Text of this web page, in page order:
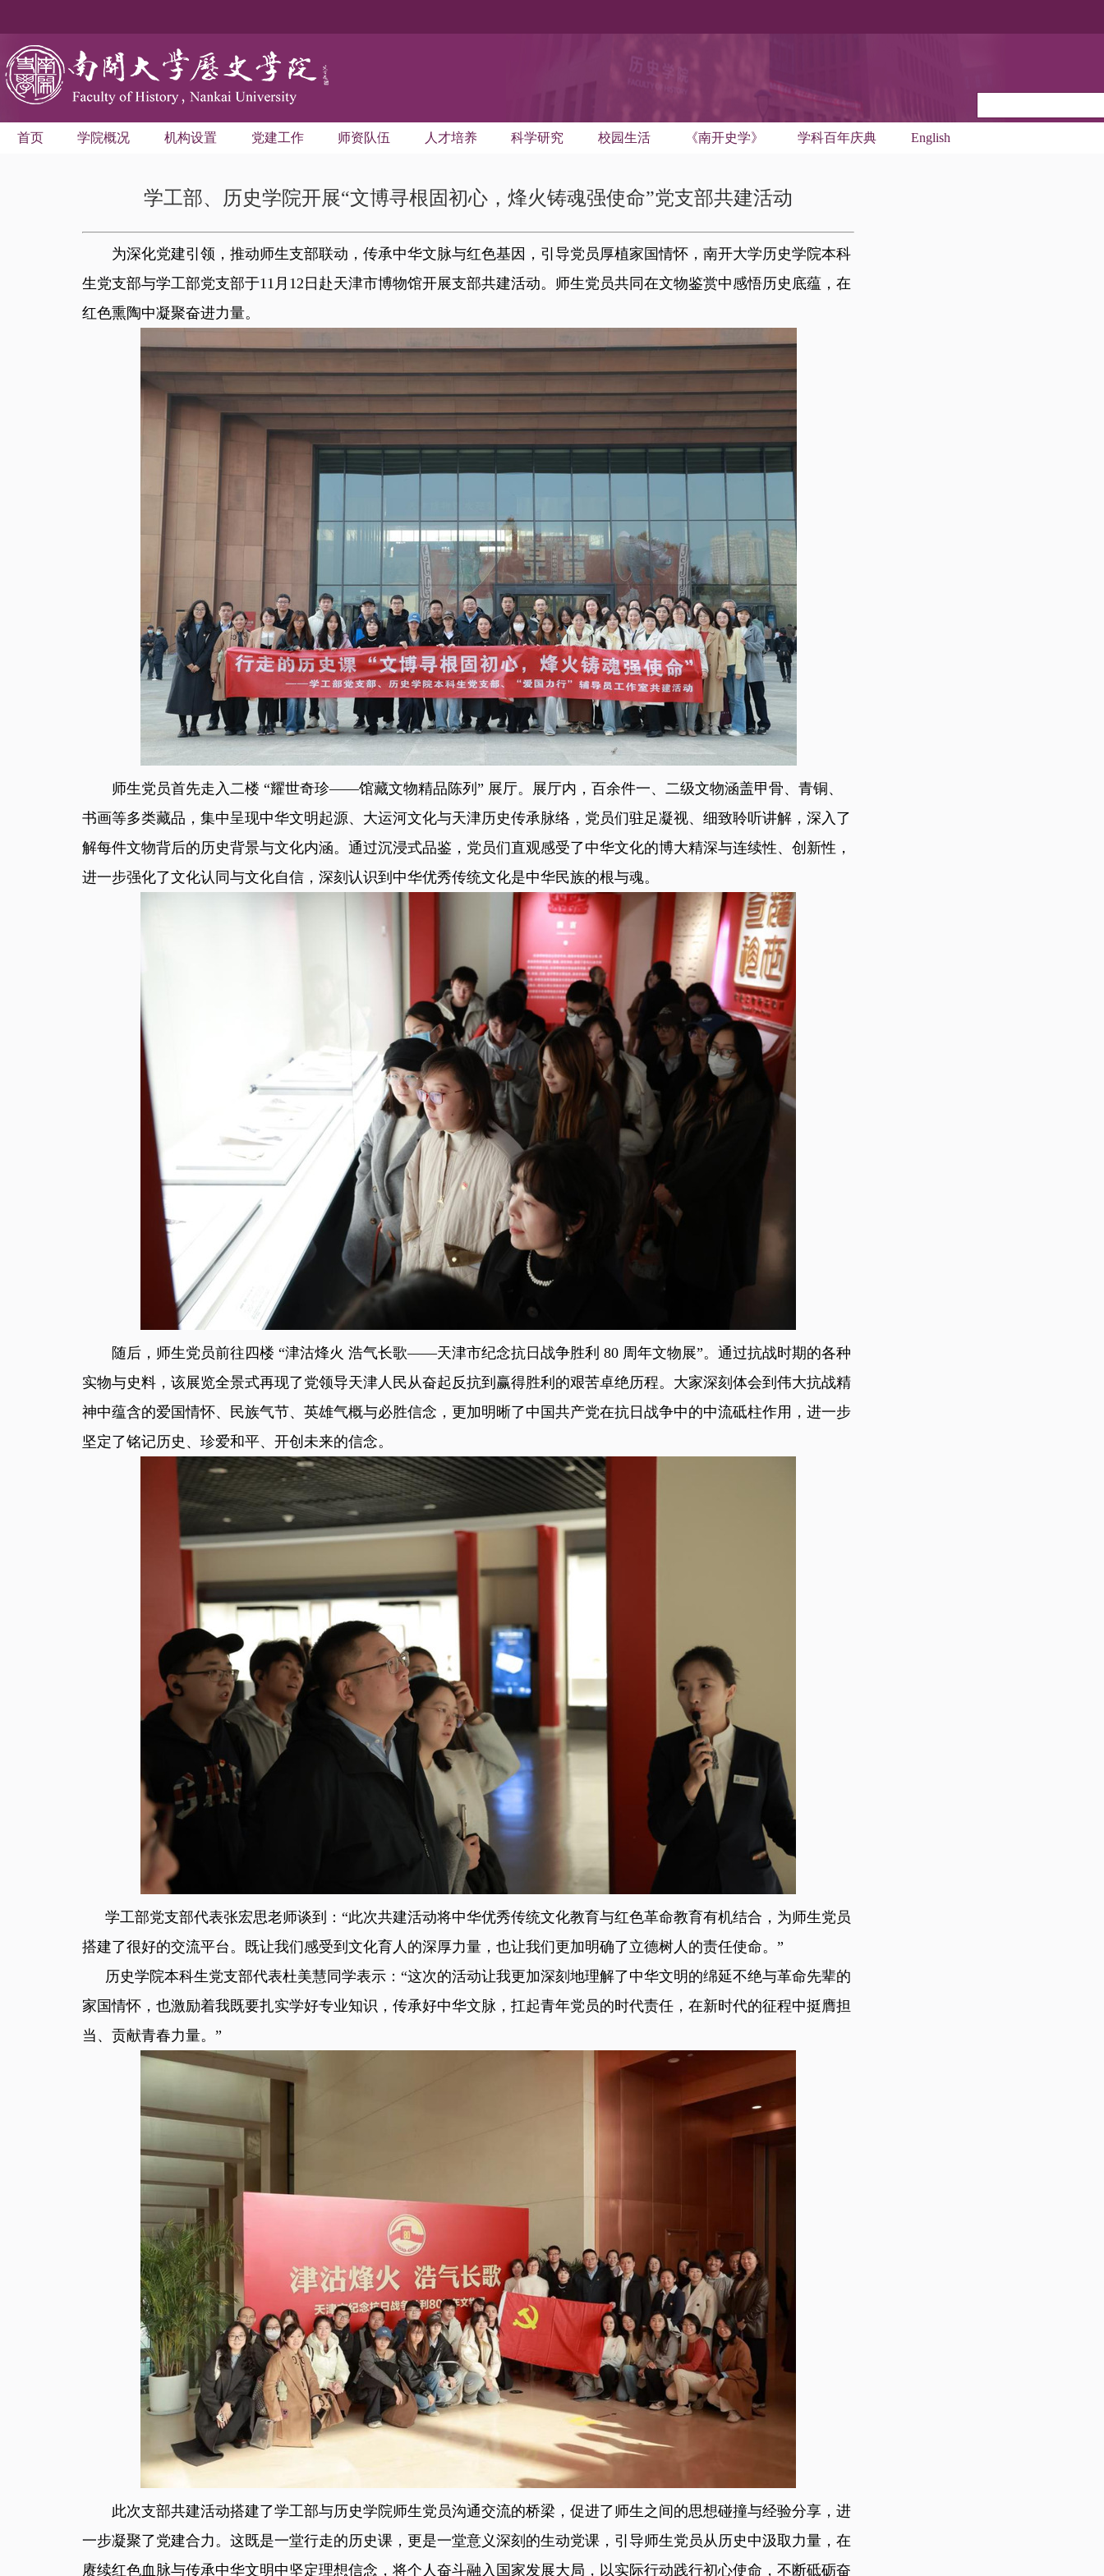
首页 学院概况 机构设置 党建工作 师资队伍 人才培养 科学研究 校园生活 《南开史学》 学科百年庆典 English
学工部、历史学院开展“文博寻根固初心，烽火铸魂强使命”党支部共建活动
为深化党建引领，推动师生支部联动，传承中华文脉与红色基因，引导党员厚植家国情怀，南开大学历史学院本科
生党支部与学工部党支部于11月12日赴天津市博物馆开展支部共建活动。师生党员共同在文物鉴赏中感悟历史底蕴，在
红色熏陶中凝聚奋进力量。
师生党员首先走入二楼 “耀世奇珍——馆藏文物精品陈列” 展厅。展厅内，百余件一、二级文物涵盖甲骨、青铜、
书画等多类藏品，集中呈现中华文明起源、大运河文化与天津历史传承脉络，党员们驻足凝视、细致聆听讲解，深入了
解每件文物背后的历史背景与文化内涵。通过沉浸式品鉴，党员们直观感受了中华文化的博大精深与连续性、创新性，
进一步强化了文化认同与文化自信，深刻认识到中华优秀传统文化是中华民族的根与魂。
随后，师生党员前往四楼 “津沽烽火 浩气长歌——天津市纪念抗日战争胜利 80 周年文物展”。通过抗战时期的各种
实物与史料，该展览全景式再现了党领导天津人民从奋起反抗到赢得胜利的艰苦卓绝历程。大家深刻体会到伟大抗战精
神中蕴含的爱国情怀、民族气节、英雄气概与必胜信念，更加明晰了中国共产党在抗日战争中的中流砥柱作用，进一步
坚定了铭记历史、珍爱和平、开创未来的信念。
学工部党支部代表张宏思老师谈到：“此次共建活动将中华优秀传统文化教育与红色革命教育有机结合，为师生党员
搭建了很好的交流平台。既让我们感受到文化育人的深厚力量，也让我们更加明确了立德树人的责任使命。”
历史学院本科生党支部代表杜美慧同学表示：“这次的活动让我更加深刻地理解了中华文明的绵延不绝与革命先辈的
家国情怀，也激励着我既要扎实学好专业知识，传承好中华文脉，扛起青年党员的时代责任，在新时代的征程中挺膺担
当、贡献青春力量。”
此次支部共建活动搭建了学工部与历史学院师生党员沟通交流的桥梁，促进了师生之间的思想碰撞与经验分享，进
一步凝聚了党建合力。这既是一堂行走的历史课，更是一堂意义深刻的生动党课，引导师生党员从历史中汲取力量，在
赓续红色血脉与传承中华文明中坚定理想信念，将个人奋斗融入国家发展大局，以实际行动践行初心使命，不断砥砺奋